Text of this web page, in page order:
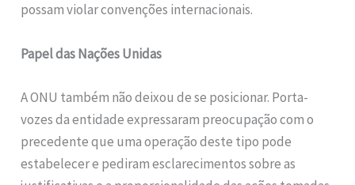
possam violar convenções internacionais.
Papel das Nações Unidas
A ONU também não deixou de se posicionar. Porta-
vozes da entidade expressaram preocupação com o
precedente que uma operação deste tipo pode
estabelecer e pediram esclarecimentos sobre as